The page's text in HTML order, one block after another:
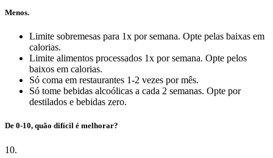
Menos.
Limite sobremesas para 1x por semana. Opte pelas baixas em
calorias.
Limite alimentos processados 1x por semana. Opte pelos
baixos em calorias.
Só coma em restaurantes 1-2 vezes por mês.
Só tome bebidas alcoólicas a cada 2 semanas. Opte por
destilados e bebidas zero.
De 0-10, quão difícil é melhorar?
10.